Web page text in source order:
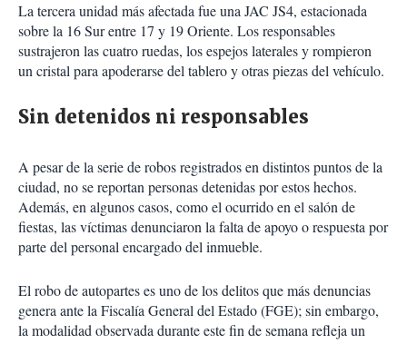
La tercera unidad más afectada fue una JAC JS4, estacionada
sobre la 16 Sur entre 17 y 19 Oriente. Los responsables
sustrajeron las cuatro ruedas, los espejos laterales y rompieron
un cristal para apoderarse del tablero y otras piezas del vehículo.
Sin detenidos ni responsables
A pesar de la serie de robos registrados en distintos puntos de la
ciudad, no se reportan personas detenidas por estos hechos.
Además, en algunos casos, como el ocurrido en el salón de
fiestas, las víctimas denunciaron la falta de apoyo o respuesta por
parte del personal encargado del inmueble.
El robo de autopartes es uno de los delitos que más denuncias
genera ante la Fiscalía General del Estado (FGE); sin embargo,
la modalidad observada durante este fin de semana refleja un